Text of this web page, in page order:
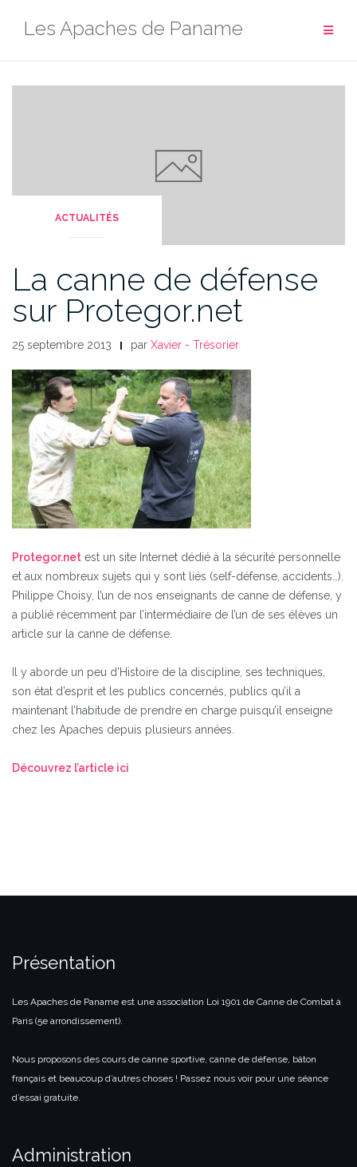
Les Apaches de Paname
ACTUALITÉS
La canne de défense
sur Protegor.net
25 septembre 2013 par Xavier - Trésorier
Protegor.net est un site Internet dédié à la sécurité personnelle
et aux nombreux sujets qui y sont liés (self-défense, accidents…).
Philippe Choisy, l’un de nos enseignants de canne de défense, y
a publié récemment par l’intermédiaire de l’un de ses élèves un
article sur la canne de défense.
Il y aborde un peu d’Histoire de la discipline, ses techniques,
son état d’esprit et les publics concernés, publics qu’il a
maintenant l’habitude de prendre en charge puisqu’il enseigne
chez les Apaches depuis plusieurs années.
Découvrez l’article ici
Présentation
Les Apaches de Paname est une association Loi 1901 de Canne de Combat à
Paris (5e arrondissement).
Nous proposons des cours de canne sportive, canne de défense, bâton
français et beaucoup d’autres choses ! Passez nous voir pour une séance
d’essai gratuite.
Administration